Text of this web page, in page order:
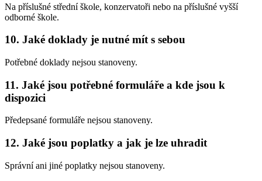
Na příslušné střední škole, konzervatoři nebo na příslušné vyšší
odborné škole.
10. Jaké doklady je nutné mít s sebou
Potřebné doklady nejsou stanoveny.
11. Jaké jsou potřebné formuláře a kde jsou k
dispozici
Předepsané formuláře nejsou stanoveny.
12. Jaké jsou poplatky a jak je lze uhradit
Správní ani jiné poplatky nejsou stanoveny.